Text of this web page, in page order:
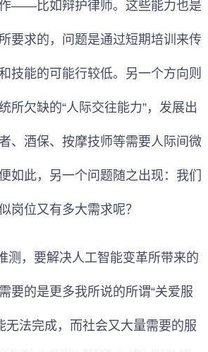
——比如辩护律师。这些能力也是
要求的，问题是通过短期培训来传
技能的可能行较低。另一个方向则
所欠缺的“人际交往能力”，发展出
、酒保、按摩技师等需要人际间微
如此，另一个问题随之出现：我们
岗位又有多大需求呢？
测，要解决人工智能变革所带来的
要的是更多我所说的所谓“关爱服
无法完成，而社会又大量需要的服